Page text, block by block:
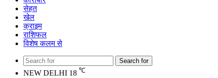
सेहत
खेल
क्राइम
राशिफल
विशेष कलम से
Search for
NEW DELHI 18 ℃